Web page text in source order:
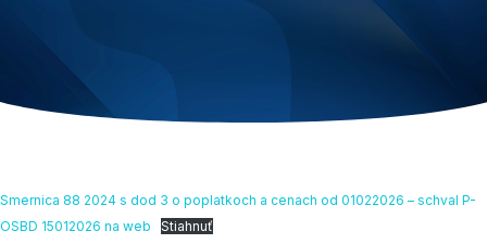
Smernica 88 2024 s dod 3 o poplatkoch a cenach od 01022026 – schval P-
OSBD 15012026 na web
Stiahnuť